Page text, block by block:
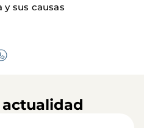
y sus causas